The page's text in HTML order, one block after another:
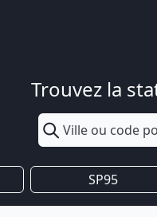
Trouvez la
SP95